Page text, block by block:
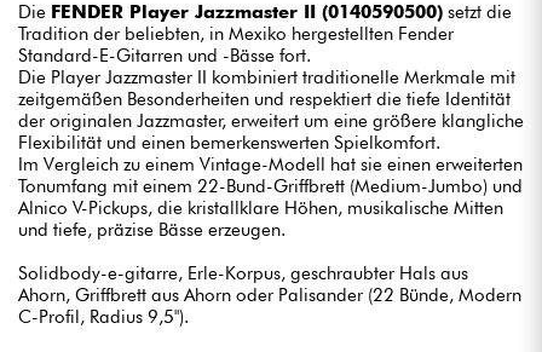
Die FENDER Player Jazzmaster II (0140590500) setzt die
Tradition der beliebten, in Mexiko hergestellten Fender
Standard-E-Gitarren und -Bässe fort.
Die Player Jazzmaster II kombiniert traditionelle Merkmale mit
zeitgemäßen Besonderheiten und respektiert die tiefe Identität
der originalen Jazzmaster, erweitert um eine größere klangliche
Flexibilität und einen bemerkenswerten Spielkomfort.
Im Vergleich zu einem Vintage-Modell hat sie einen erweiterten
Tonumfang mit einem 22-Bund-Griffbrett (Medium-Jumbo) und
Alnico V-Pickups, die kristallklare Höhen, musikalische Mitten
und tiefe, präzise Bässe erzeugen.
Solidbody-e-gitarre, Erle-Korpus, geschraubter Hals aus
Ahorn, Griffbrett aus Ahorn oder Palisander (22 Bünde, Modern
C-Profil, Radius 9,5").